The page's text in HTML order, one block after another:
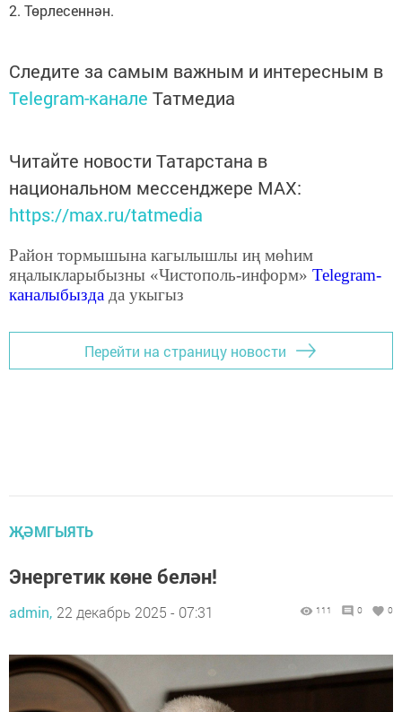
2. Төрлесеннән.
Следите за самым важным и интересным в
Telegram-канале Татмедиа
Читайте новости Татарстана в
национальном мессенджере MАХ:
https://max.ru/tatmedia
Район тормышына кагылышлы иң мөһим
яңалыкларыбызны «Чистополь-информ» Telegram-
каналыбызда да укыгыз
Перейти на страницу новости
ҖӘМГЫЯТЬ
Энергетик көне белән!
admin, 22 декабрь 2025 - 07:31 111 0 0